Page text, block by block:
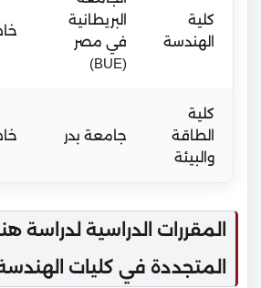
كلية
الهندسة
البريطانية
في مصر
(BUE)
كلية
الطاقة
والبيئة
جامعة بدر
المقررات الدراسية لدراسة
المتجددة في كليات